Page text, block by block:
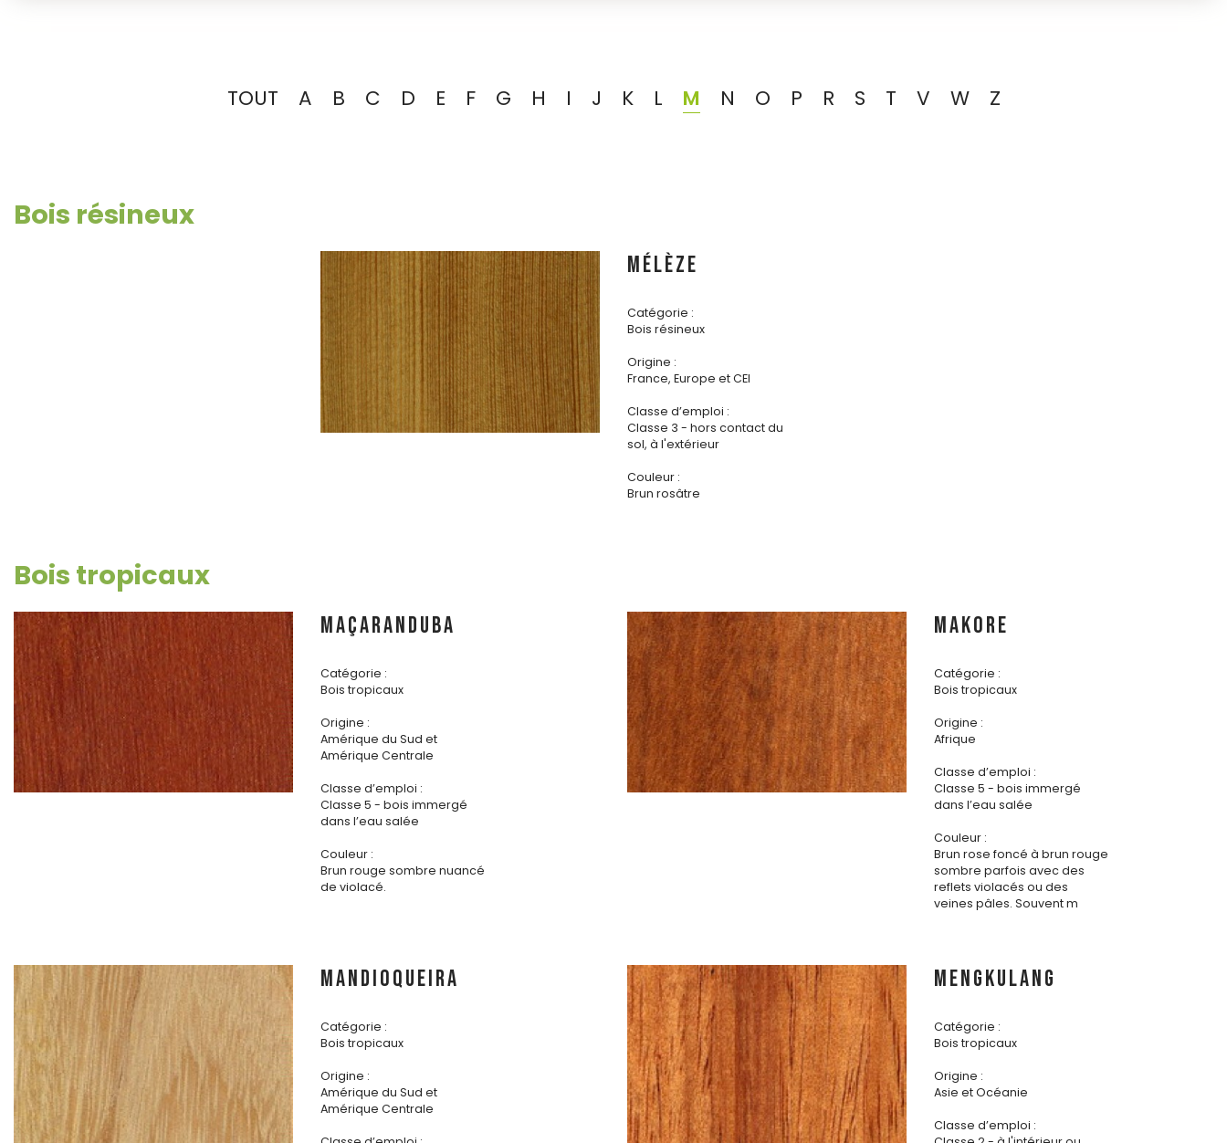
TOUT A B C D E F G H I J K L M N O P R S T V W Z
Bois résineux
MÉLÈZE
Catégorie :
Bois résineux
Origine :
France, Europe et CEI
Classe d’emploi :
Classe 3 - hors contact du
sol, à l'extérieur
Couleur :
Brun rosâtre
Bois tropicaux
MAÇARANDUBA
Catégorie :
Bois tropicaux
Origine :
Amérique du Sud et
Amérique Centrale
Classe d’emploi :
Classe 5 - bois immergé
dans l’eau salée
Couleur :
Brun rouge sombre nuancé
de violacé.
MAKORE
Catégorie :
Bois tropicaux
Origine :
Afrique
Classe d’emploi :
Classe 5 - bois immergé
dans l’eau salée
Couleur :
Brun rose foncé à brun rouge
sombre parfois avec des
reflets violacés ou des
veines pâles. Souvent m
MANDIOQUEIRA
Catégorie :
Bois tropicaux
Origine :
Amérique du Sud et
Amérique Centrale
MENGKULANG
Catégorie :
Bois tropicaux
Origine :
Asie et Océanie
Classe d’emploi :